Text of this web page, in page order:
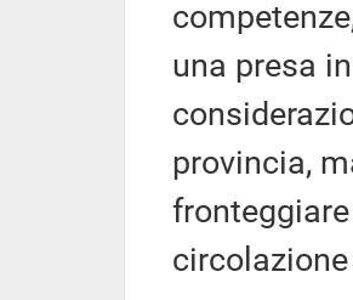
una presa
provincia,